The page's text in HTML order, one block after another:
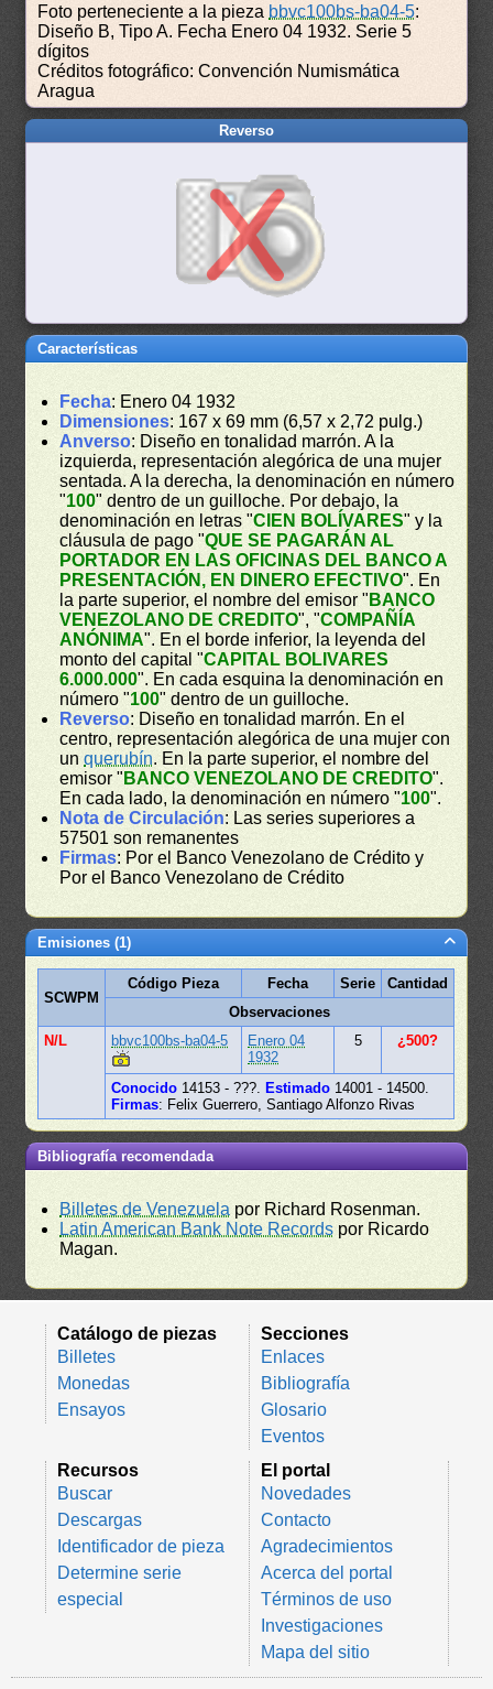
Foto perteneciente a la pieza bbvc100bs-ba04-5:
Diseño B, Tipo A. Fecha Enero 04 1932. Serie 5
dígitos
Créditos fotográfico: Convención Numismática
Aragua
Reverso
Características
Fecha: Enero 04 1932
Dimensiones: 167 x 69 mm (6,57 x 2,72 pulg.)
Anverso: Diseño en tonalidad marrón. A la
izquierda, representación alegórica de una mujer
sentada. A la derecha, la denominación en número
"100" dentro de un guilloche. Por debajo, la
denominación en letras "CIEN BOLÍVARES" y la
cláusula de pago "QUE SE PAGARÁN AL
PORTADOR EN LAS OFICINAS DEL BANCO A
PRESENTACIÓN, EN DINERO EFECTIVO". En
la parte superior, el nombre del emisor " BANCO
VENEZOLANO DE CREDITO", "COMPAÑÍA
ANÓNIMA". En el borde inferior, la leyenda del
monto del capital "CAPITAL BOLIVARES
6.000.000". En cada esquina la denominación en
número "100" dentro de un guilloche.
Reverso: Diseño en tonalidad marrón. En el
centro, representación alegórica de una mujer con
unquerubín. En la parte superior, el nombre del
emisor " BANCO VENEZOLANO DE CREDITO".
En cada lado, la denominación en número "100".
Nota de Circulación: Las series superiores a
57501 son remanentes
Firmas: Por el Banco Venezolano de Crédito y
Por el Banco Venezolano de Crédito
Emisiones (1)
SCWPM
Código Pieza Fecha Serie
Cantidad
Observaciones
N/L
bbvc100bs-ba04-5
Enero 04
1932
5 ¿500?
Conocido 14153 - ???. Estimado 14001 - 14500.
Firmas: Felix Guerrero, Santiago Alfonzo Rivas
Bibliografía recomendada
Billetes de Venezuela por Richard Rosenman.
Latin American Bank Note Records por Ricardo
Magan.
Catálogo de piezas
Billetes
Monedas
Ensayos
Secciones
Enlaces
Bibliografía
Glosario
Eventos
Recursos
Buscar
Descargas
Identificador de pieza
Determine serie
especial
El portal
Novedades
Contacto
Agradecimientos
Acerca del portal
Términos de uso
Investigaciones
Mapa del sitio